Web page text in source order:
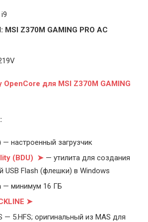
MSI Z370M GAMING PRO AC
OpenCore для MSI Z370M GAMING
— настроенный загрузчик
(BDU) ➤ — утилита для создания
USB Flash (флешки) в Windows
— минимум 16 ГБ
➤
— 5.HFS; оригинальный из MAS для